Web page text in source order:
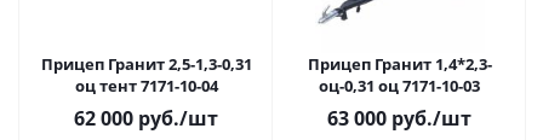
Прицеп Гранит 2,5-1,3-0,31
оц тент 7171-10-04
62 000 руб./шт
Прицеп Гранит 1,4*2,3-
оц-0,31 оц 7171-10-03
63 000 руб./шт